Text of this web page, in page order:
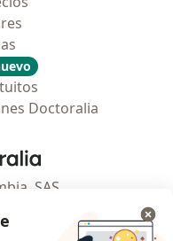
Doctoralia
- Página de inicio
SAS
Colombia